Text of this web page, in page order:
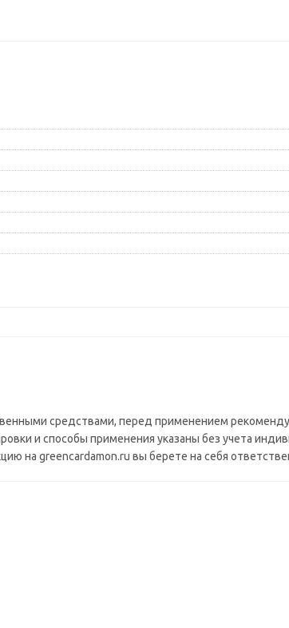
средствами, перед применением
и способы применения указаны без учета
на greencardamon.ru вы берете на себя